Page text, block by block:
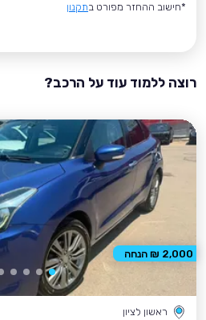
*חישוב ההחזר מפורט בתקנון
רוצה ללמוד עוד על הרכב?
ראשון לציון
2,000 ₪ הנחה